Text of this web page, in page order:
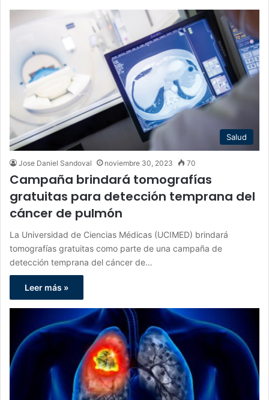
Salud
Jose Daniel Sandoval noviembre 30, 2023 70
Campaña brindará tomografías
gratuitas para detección temprana del
cáncer de pulmón
La Universidad de Ciencias Médicas (UCIMED) brindará
tomografías gratuitas como parte de una campaña de
detección temprana del cáncer de…
Leer más »